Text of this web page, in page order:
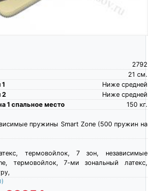
2792
см.
21
Ниже средней
2
Ниже средней
1 спальное место
кг.
150
пружины Smart Zone (500 пружин на
термовойлок, 7 зон, независимые
термовойлок, 7-ми зональный латекс,